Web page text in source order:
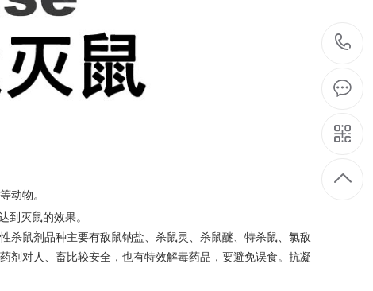
动物。
到灭鼠的效果。
杀鼠剂品种主要有敌鼠钠盐、杀鼠灵、杀鼠醚、特杀鼠、氯敌
剂对人、畜比较安全，也有特效解毒药品，要避免误食。抗凝